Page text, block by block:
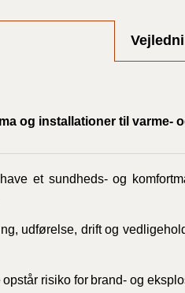
og installationer til varme-
have et sundheds- og
udførelse, drift og
opstår risiko for brand- og